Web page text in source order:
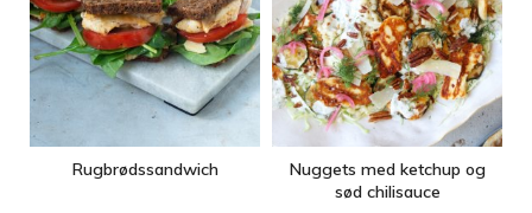
Rugbrødssandwich
Nuggets med ketchup og
sød chilisauce